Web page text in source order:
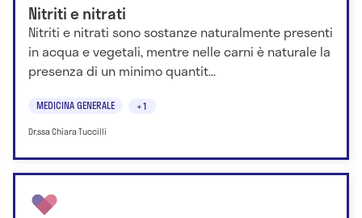
Nitriti e nitrati
Nitriti e nitrati sono sostanze naturalmente presenti
in acqua e vegetali, mentre nelle carni è naturale la
presenza di un minimo quantit...
MEDICINA GENERALE +1
Dr.ssa Chiara Tuccilli